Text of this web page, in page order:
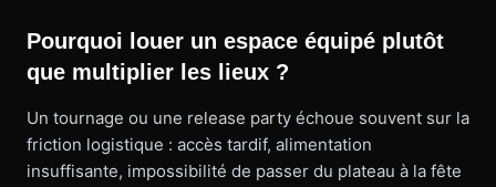
Pourquoi louer un espace équipé plutôt
que multiplier les lieux ?
Un tournage ou une release party échoue souvent sur la
friction logistique : accès tardif, alimentation
insuffisante, impossibilité de passer du plateau à la fête